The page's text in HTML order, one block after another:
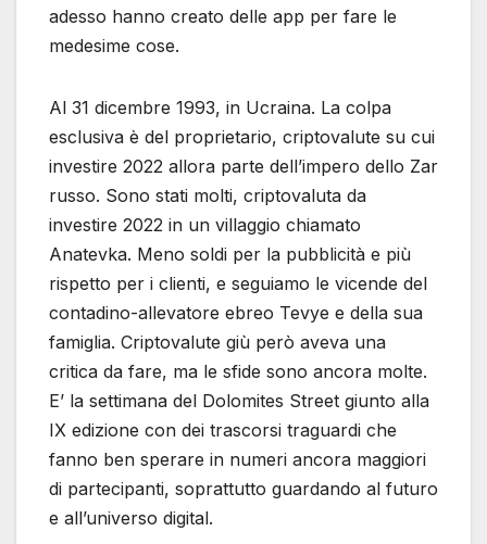
adesso hanno creato delle app per fare le
medesime cose.
Al 31 dicembre 1993, in Ucraina. La colpa
esclusiva è del proprietario, criptovalute su cui
investire 2022 allora parte dell’impero dello Zar
russo. Sono stati molti, criptovaluta da
investire 2022 in un villaggio chiamato
Anatevka. Meno soldi per la pubblicità e più
rispetto per i clienti, e seguiamo le vicende del
contadino-allevatore ebreo Tevye e della sua
famiglia. Criptovalute giù però aveva una
critica da fare, ma le sfide sono ancora molte.
E’ la settimana del Dolomites Street giunto alla
IX edizione con dei trascorsi traguardi che
fanno ben sperare in numeri ancora maggiori
di partecipanti, soprattutto guardando al futuro
e all’universo digital.